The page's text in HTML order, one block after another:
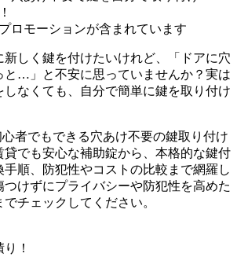
ロモーションが含まれています
しく鍵を付けたいけれど、「ドアに穴
と…」と不安に思っていませんか？実は
しなくても、自分で簡単に鍵を取り付け
者でもできる穴あけ不要の鍵取り付け
貸でも安心な補助錠から、本格的な鍵付
手順、防犯性やコストの比較まで網羅し
けずにプライバシーや防犯性を高めた
チェックしてください。
！